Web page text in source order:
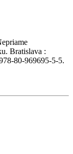
Bratislava :
80-969695-5-5.